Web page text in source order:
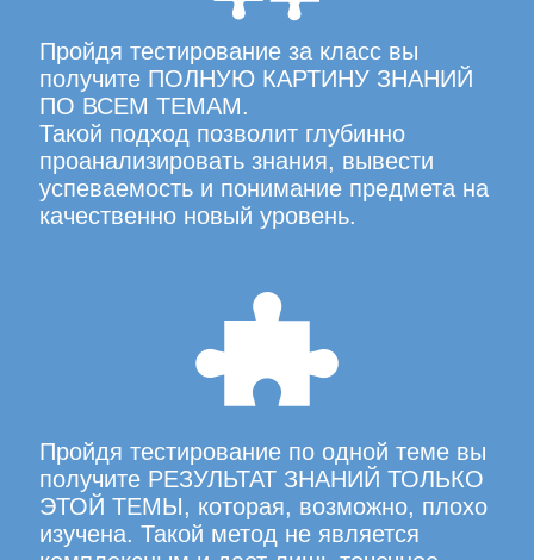
Пройдя тестирование за класс вы
получите ПОЛНУЮ КАРТИНУ ЗНАНИЙ
ПО ВСЕМ ТЕМАМ.
Такой подход позволит глубинно
проанализировать знания, вывести
успеваемость и понимание предмета на
качественно новый уровень.
Пройдя тестирование по одной теме вы
получите РЕЗУЛЬТАТ ЗНАНИЙ ТОЛЬКО
ЭТОЙ ТЕМЫ, которая, возможно, плохо
изучена. Такой метод не является